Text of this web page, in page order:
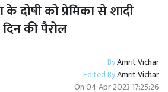
के दोषी को प्रेमिका से शादी
की पैरोल
ByAmrit Vichar
Edited ByAmrit Vichar
On04 Apr 2023 17:25:26